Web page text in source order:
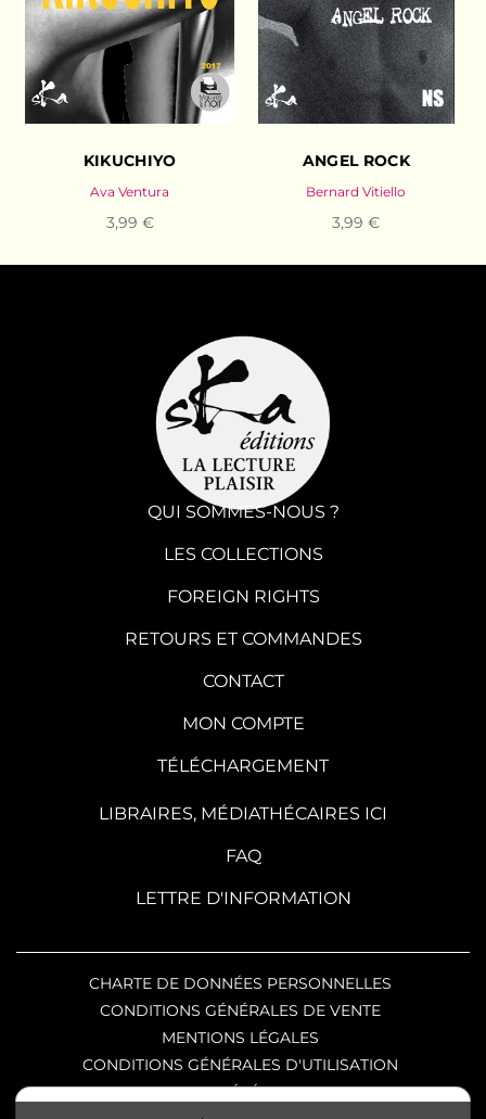
KIKUCHIYO
Ava Ventura
3,99 €
ANGEL ROCK
Bernard Vitiello
3,99 €
QUI SOMMES-NOUS ?
LES COLLECTIONS
FOREIGN RIGHTS
RETOURS ET COMMANDES
CONTACT
MON COMPTE
TÉLÉCHARGEMENT
LIBRAIRES, MÉDIATHÉCAIRES ICI
FAQ
LETTRE D'INFORMATION
CHARTE DE DONNÉES PERSONNELLES
CONDITIONS GÉNÉRALES DE VENTE
MENTIONS LÉGALES
CONDITIONS GÉNÉRALES D'UTILISATION
CHARTE DE RÉFÉRENCEMENT